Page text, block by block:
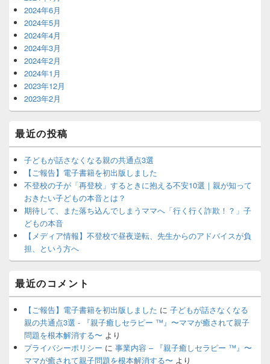
2024年6月
2024年5月
2024年4月
2024年3月
2024年2月
2024年1月
2023年12月
2023年2月
最近の投稿
子どもが話さなくなる親の共通点3選
【ご報告】電子書籍を初出版しました
不登校の子が「再登校」するときに抱える不安10選｜親が知って
おきたい子どもの本音とは？
期待して、また落ち込んでしまうママへ「行く行く詐欺！？」子
どもの本音
【メディア情報】不登校で昼夜逆転、先生からのアドバイスが負
担、という方へ
最近のコメント
【ご報告】電子書籍を初出版しました に 子どもが話さなくなる
親の共通点3選 - 『親子癒しセラピー ™️』〜ママが癒されて親子
問題を根本解消する〜 より
プライバシーポリシー に 事業内容 – 『親子癒しセラピー ™️』〜
ママが癒されて親子問題を根本解消する〜 より